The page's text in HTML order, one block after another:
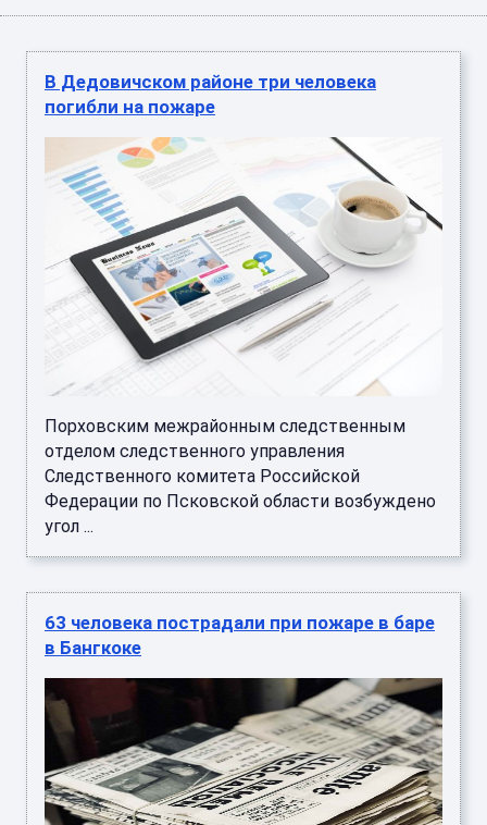
В Дедовичском районе три человека
погибли на пожаре
Порховским межрайонным следственным
отделом следственного управления
Следственного комитета Российской
Федерации по Псковской области возбуждено
угол ...
63 человека пострадали при пожаре в баре
в Бангкоке